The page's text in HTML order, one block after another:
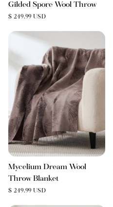
Gilded Spore Wool Throw
$ 249.99 USD
Mycelium Dream Wool
Throw Blanket
$ 249.99 USD